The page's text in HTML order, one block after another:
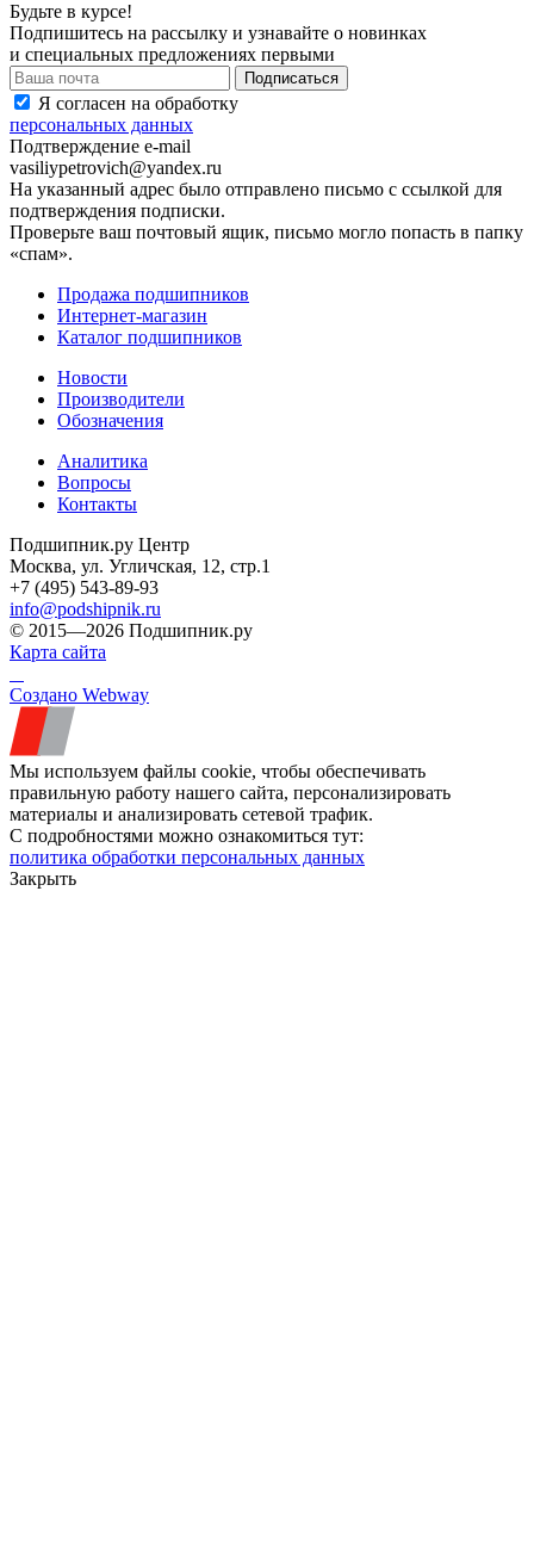
Будьте в курсе!
Подпишитесь на рассылку и узнавайте о новинках
и специальных предложениях первыми
Я согласен на обработку
персональных данных
Подтверждение e-mail
vasiliypetrovich@yandex.ru
На указанный адрес было отправлено письмо с ссылкой для
подтверждения подписки.
Проверьте ваш почтовый ящик, письмо могло попасть в папку
«спам».
Продажа подшипников
Интернет-магазин
Каталог подшипников
Новости
Производители
Обозначения
Аналитика
Вопросы
Контакты
Подшипник.ру Центр
Москва, ул. Угличская, 12, стр.1
+7 (495) 543-89-93
info@podshipnik.ru
© 2015—2026 Подшипник.ру
Карта сайта
Создано Webway
Мы используем файлы cookie, чтобы обеспечивать
правильную работу нашего сайта, персонализировать
материалы и анализировать сетевой трафик.
С подробностями можно ознакомиться тут:
политика обработки персональных данных
Закрыть